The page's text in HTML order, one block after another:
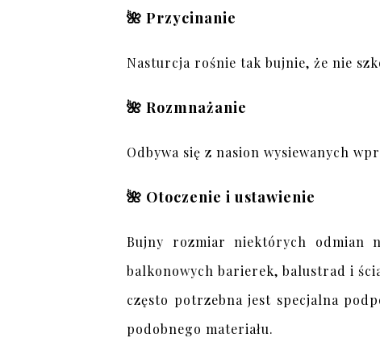
🌺 Przycinanie
Nasturcja rośnie tak bujnie, że nie
🌺 Rozmnażanie
Odbywa się z nasion wysiewanych
🌺 Otoczenie i ustawienie
Bujny rozmiar niektórych odmian
balkonowych barierek, balustrad i
często potrzebna jest specjalna
podobnego materiału.